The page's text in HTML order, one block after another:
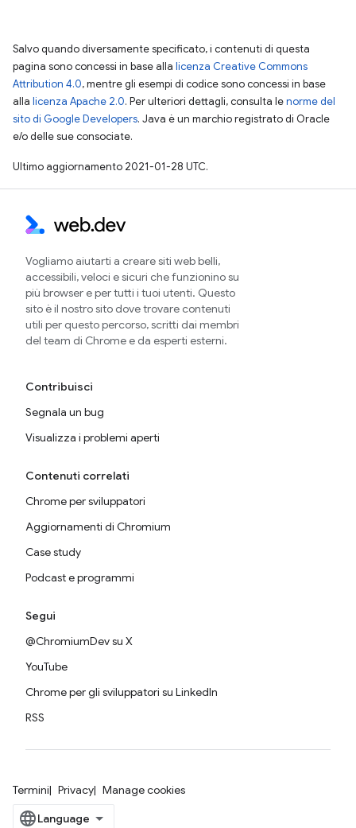
Salvo quando diversamente specificato, i contenuti di questa
pagina sono concessi in base alla licenza Creative Commons
Attribution 4.0, mentre gli esempi di codice sono concessi in base
alla licenza Apache 2.0. Per ulteriori dettagli, consulta lenorme del
sito di Google Developers. Java è un marchio registrato di Oracle
e/o delle sue consociate.
Ultimo aggiornamento 2021-01-28 UTC.
Vogliamo aiutarti a creare siti web belli,
accessibili, veloci e sicuri che funzionino su
più browser e per tutti i tuoi utenti. Questo
sito è il nostro sito dove trovare contenuti
utili per questo percorso, scritti dai membri
del team di Chrome e da esperti esterni.
Contribuisci
Segnala un bug
Visualizza i problemi aperti
Contenuti correlati
Chrome per sviluppatori
Aggiornamenti di Chromium
Case study
Podcast e programmi
Segui
@ChromiumDev su X
YouTube
Chrome per gli sviluppatori su LinkedIn
RSS
Termini Privacy Manage cookies